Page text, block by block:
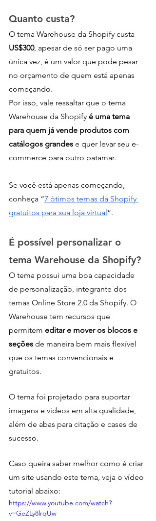
Quanto custa?
O tema Warehouse da Shopify custa
US$300, apesar de só ser pago uma
única vez, é um valor que pode pesar
no orçamento de quem está apenas
começando.
Por isso, vale ressaltar que o tema
Warehouse da Shopify é uma tema
para quem já vende produtos com
catálogos grandes e quer levar seu e-
commerce para outro patamar.
Se você está apenas começando,
conheça “7 ótimos temas da Shopify
gratuitos para sua loja virtual”.
É possível personalizar o
tema Warehouse da Shopify?
O tema possui uma boa capacidade
de personalização, integrante dos
temas Online Store 2.0 da Shopify. O
Warehouse tem recursos que
permitem editar e mover os blocos e
seções de maneira bem mais flexível
que os temas convencionais e
gratuitos.
O tema foi projetado para suportar
imagens e vídeos em alta qualidade,
além de abas para citação e cases de
sucesso.
Caso queira saber melhor como é criar
um site usando este tema, veja o vídeo
tutorial abaixo:
https://www.youtube.com/watch?
v=GeZLy8lrqUw